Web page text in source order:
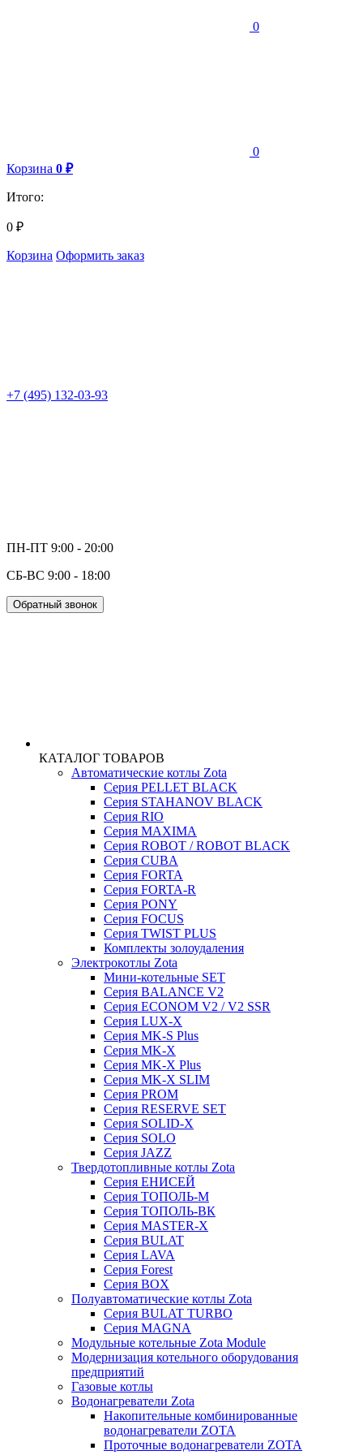
0
0
Корзина 0 ₽
Итого:
0 ₽
Корзина Оформить заказ
+7 (495) 132-03-93
ПН-ПТ 9:00 - 20:00
СБ-ВС 9:00 - 18:00
Обратный звонок
КАТАЛОГ ТОВАРОВ
Автоматические котлы Zota
Серия PELLET BLACK
Серия STAHANOV BLACK
Серия RIO
Серия MAXIMA
Серия ROBOT / ROBOT BLACK
Серия CUBA
Серия FORTA
Серия FORTA-R
Серия PONY
Серия FOCUS
Серия TWIST PLUS
Комплекты золоудаления
Электрокотлы Zota
Мини-котельные SET
Серия BALANCE V2
Серия ECONOM V2 / V2 SSR
Серия LUX-X
Серия MK-S Plus
Серия MK-X
Серия MK-X Plus
Серия MK-X SLIM
Серия PROM
Серия RESERVE SET
Серия SOLID-X
Серия SOLO
Серия JAZZ
Твердотопливные котлы Zota
Серия ЕНИСЕЙ
Серия ТОПОЛЬ-М
Серия ТОПОЛЬ-ВК
Серия MASTER-X
Серия BULAT
Серия LAVA
Серия Forest
Серия BOX
Полуавтоматические котлы Zota
Серия BULAT TURBO
Серия MAGNA
Модульные котельные Zota Module
Модернизация котельного оборудования
предприятий
Газовые котлы
Водонагреватели Zota
Накопительные комбинированные
водонагреватели ZOTA
Проточные водонагреватели ZOTA